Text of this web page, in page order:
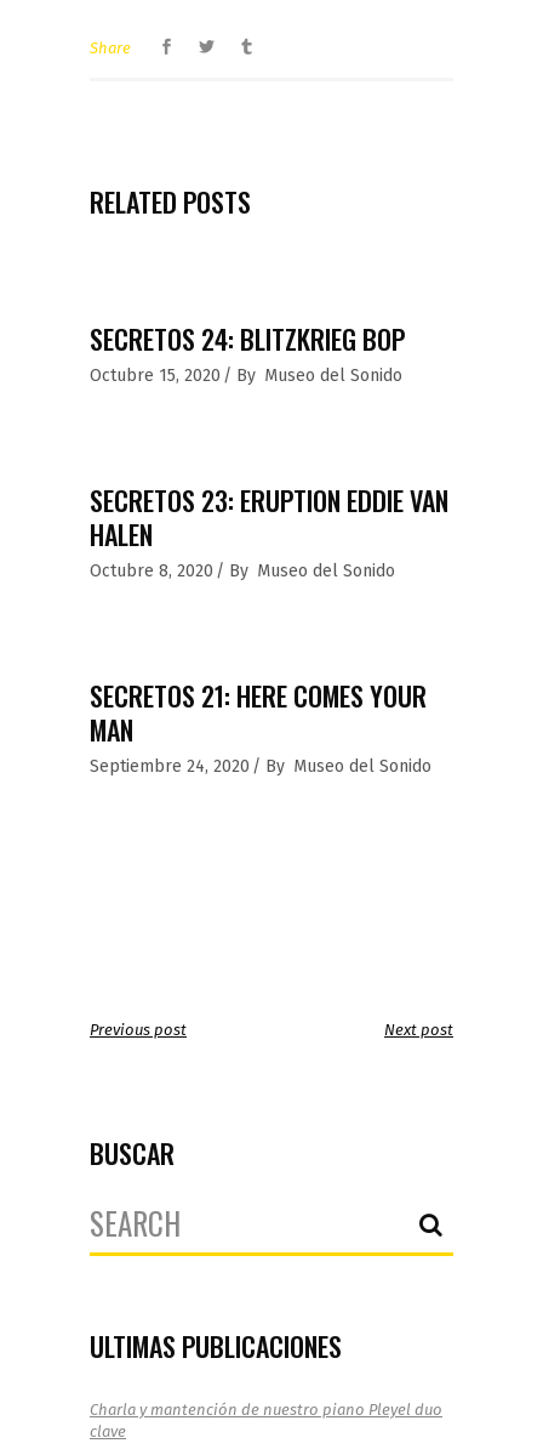
Share
RELATED POSTS
SECRETOS 24: BLITZKRIEG BOP
Octubre 15, 2020 By Museo del Sonido
SECRETOS 23: ERUPTION EDDIE VAN
HALEN
Octubre 8, 2020 By Museo del Sonido
SECRETOS 21: HERE COMES YOUR
MAN
Septiembre 24, 2020 By Museo del Sonido
Previous post Next post
BUSCAR
Search
for:
ULTIMAS PUBLICACIONES
Charla y mantención de nuestro piano Pleyel duo
clave